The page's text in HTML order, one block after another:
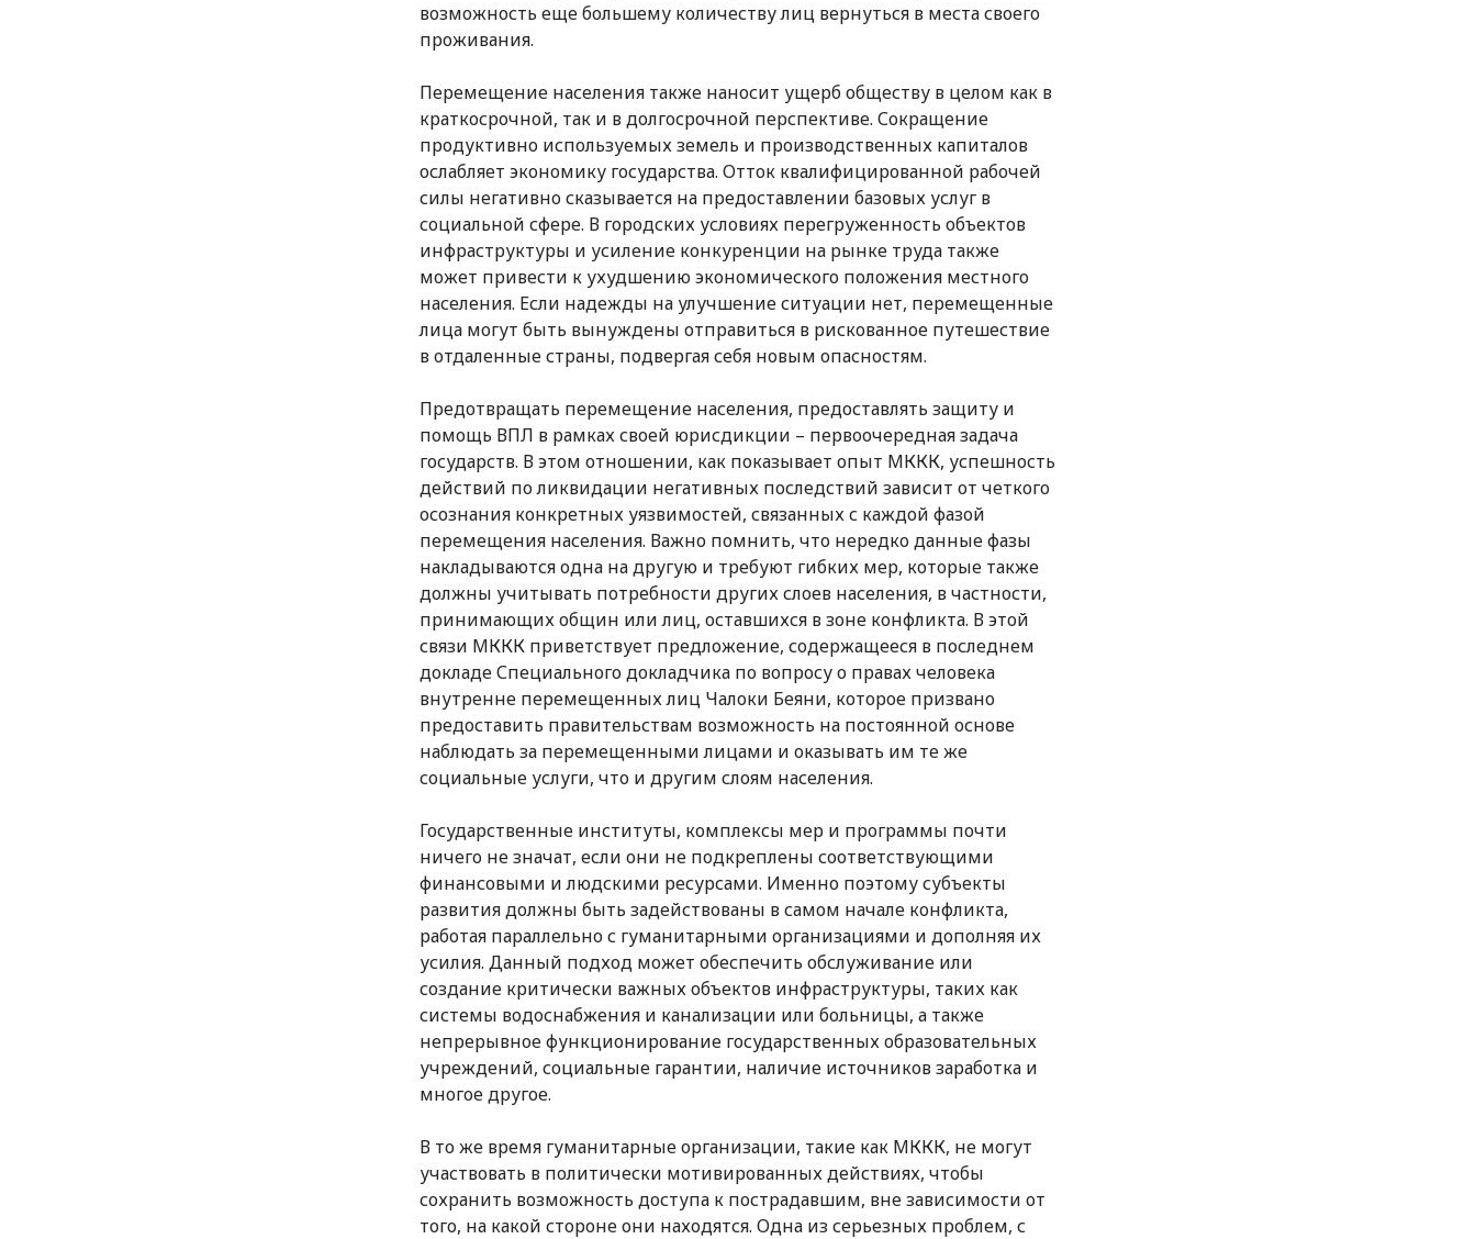
возможность еще большему количеству лиц вернуться в места своего
проживания.
Перемещение населения также наносит ущерб обществу в целом как в
краткосрочной, так и в долгосрочной перспективе. Сокращение
продуктивно используемых земель и производственных капиталов
ослабляет экономику государства. Отток квалифицированной рабочей
силы негативно сказывается на предоставлении базовых услуг в
социальной сфере. В городских условиях перегруженность объектов
инфраструктуры и усиление конкуренции на рынке труда также
может привести к ухудшению экономического положения местного
населения. Если надежды на улучшение ситуации нет, перемещенные
лица могут быть вынуждены отправиться в рискованное путешествие
в отдаленные страны, подвергая себя новым опасностям.
Предотвращать перемещение населения, предоставлять защиту и
помощь ВПЛ в рамках своей юрисдикции – первоочередная задача
государств. В этом отношении, как показывает опыт МККК, успешность
действий по ликвидации негативных последствий зависит от четкого
осознания конкретных уязвимостей, связанных с каждой фазой
перемещения населения. Важно помнить, что нередко данные фазы
накладываются одна на другую и требуют гибких мер, которые также
должны учитывать потребности других слоев населения, в частности,
принимающих общин или лиц, оставшихся в зоне конфликта. В этой
связи МККК приветствует предложение, содержащееся в последнем
докладе Специального докладчика по вопросу о правах человека
внутренне перемещенных лиц Чалоки Беяни, которое призвано
предоставить правительствам возможность на постоянной основе
наблюдать за перемещенными лицами и оказывать им те же
социальные услуги, что и другим слоям населения.
Государственные институты, комплексы мер и программы почти
ничего не значат, если они не подкреплены соответствующими
финансовыми и людскими ресурсами. Именно поэтому субъекты
развития должны быть задействованы в самом начале конфликта,
работая параллельно с гуманитарными организациями и дополняя их
усилия. Данный подход может обеспечить обслуживание или
создание критически важных объектов инфраструктуры, таких как
системы водоснабжения и канализации или больницы, а также
непрерывное функционирование государственных образовательных
учреждений, социальные гарантии, наличие источников заработка и
многое другое.
В то же время гуманитарные организации, такие как МККК, не могут
участвовать в политически мотивированных действиях, чтобы
сохранить возможность доступа к пострадавшим, вне зависимости от
того, на какой стороне они находятся. Одна из серьезных проблем, с